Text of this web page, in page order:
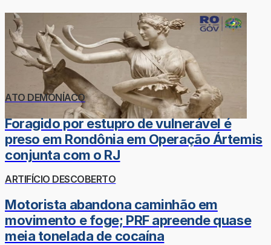
ATO DEMONÍACO
Foragido por estupro de vulnerável é
preso em Rondônia em Operação Ártemis
conjunta com o RJ
ARTIFÍCIO DESCOBERTO
Motorista abandona caminhão em
movimento e foge; PRF apreende quase
meia tonelada de cocaína